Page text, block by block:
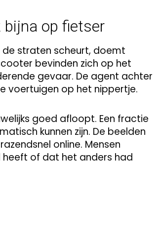
op fietser
straten scheurt, doemt
bevinden zich op het
gevaar. De agent achter
voertuigen op het nippertje.
goed afloopt. Een fractie
kunnen zijn. De beelden
online. Mensen
of dat het anders had